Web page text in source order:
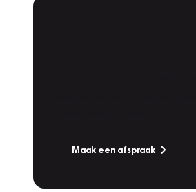
Maak een afspraak